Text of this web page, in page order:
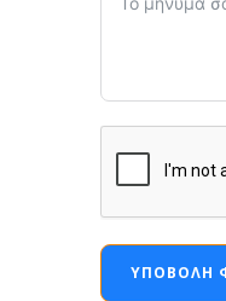
ΥΠΟΒΟΛΉ